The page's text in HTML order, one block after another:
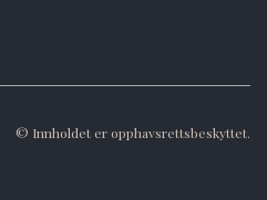
© Innholdet er opphavsrettsbeskyttet.